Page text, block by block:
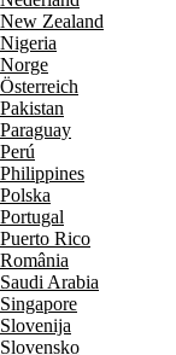
New Zealand
Nigeria
Norge
Österreich
Pakistan
Paraguay
Perú
Philippines
Polska
Portugal
Puerto Rico
România
Saudi Arabia
Singapore
Slovenija
Slovensko